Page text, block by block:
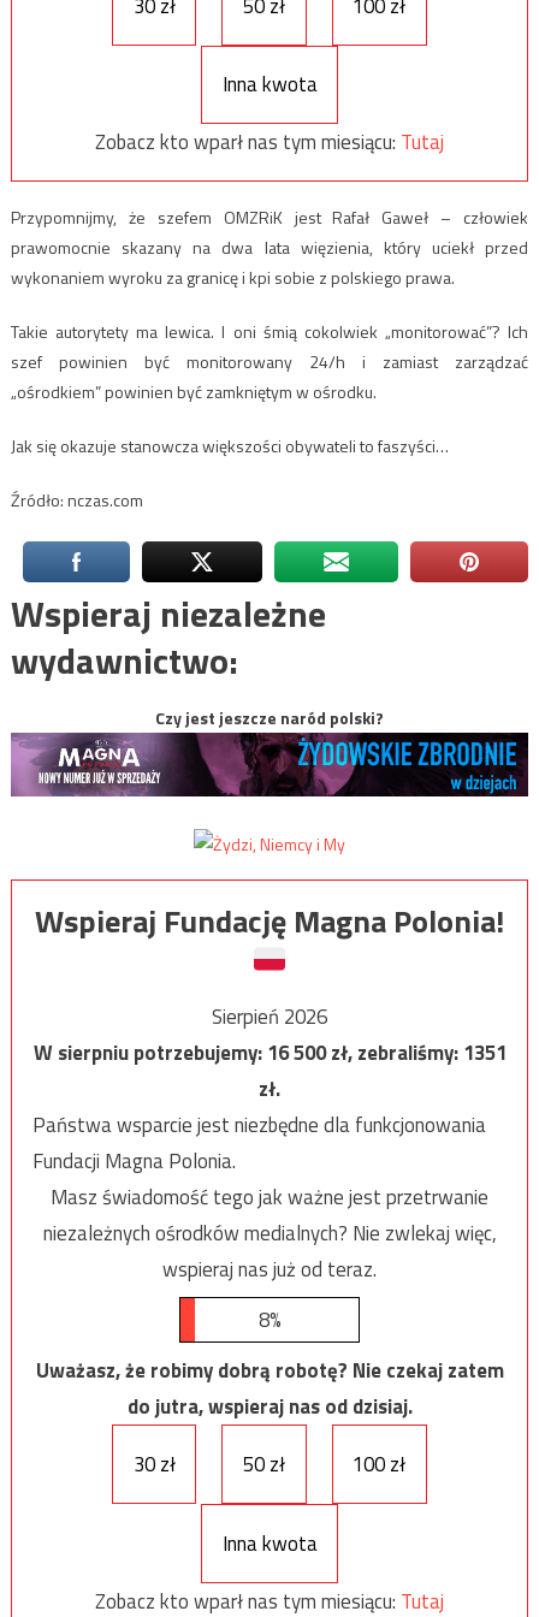
Inna kwota
Zobacz kto wparł nas tym miesiącu: Tutaj
Przypomnijmy, że szefem OMZRiK jest Rafał Gaweł – człowiek
prawomocnie skazany na dwa lata więzienia, który uciekł przed
wykonaniem wyroku za granicę i kpi sobie z polskiego prawa.
Takie autorytety ma lewica. I oni śmią cokolwiek „monitorować”? Ich
szef powinien być monitorowany 24/h i zamiast zarządzać
„ośrodkiem” powinien być zamkniętym w ośrodku.
Jak się okazuje stanowcza większości obywateli to faszyści…
Źródło: nczas.com
Wspieraj niezależne
wydawnictwo:
Czy jest jeszcze naród polski?
Wspieraj Fundację Magna Polonia!
Sierpień 2026
W sierpniu potrzebujemy:16 500zł, zebraliśmy:1351
zł.
Państwa wsparcie jest niezbędne dla funkcjonowania
Fundacji Magna Polonia.
Masz świadomość tego jak ważne jest przetrwanie
niezależnych ośrodków medialnych? Nie zwlekaj więc,
wspieraj nas już od teraz.
8%
Uważasz, że robimy dobrą robotę? Nie czekaj zatem
do jutra, wspieraj nas od dzisiaj.
30 zł
50 zł 100 zł
Inna kwota
Zobacz kto wparł nas tym miesiącu: Tutaj